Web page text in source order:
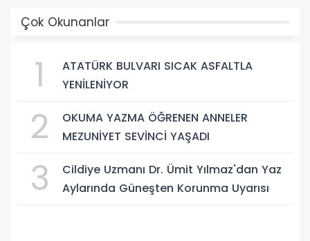
Çok Okunanlar
1
ATATÜRK BULVARI SICAK ASFALTLA
YENİLENİYOR
2
OKUMA YAZMA ÖĞRENEN ANNELER
MEZUNİYET SEVİNCİ YAŞADI
3
Cildiye Uzmanı Dr. Ümit Yılmaz'dan Yaz
Aylarında Güneşten Korunma Uyarısı